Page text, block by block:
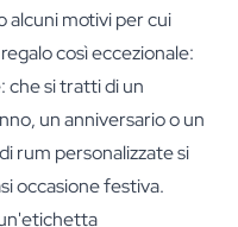
alcuni motivi per cui
così eccezionale:
che si tratti di un
un anniversario o un
rum personalizzate si
occasione festiva.